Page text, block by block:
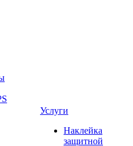
Услуги
Наклейка
защитной